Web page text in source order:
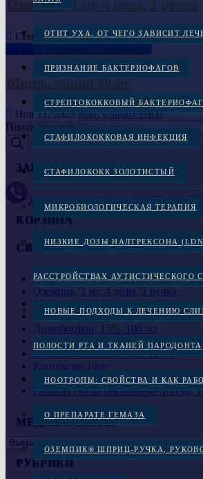
ОТИТ УХА. ОТ ЧЕГО ЗАВИСИТ
ПРИЗНАНИЕ БАКТЕРИОФАГОВ
СТРЕПТОКОККОВЫЙ
СТАФИЛОКОККОВАЯ ИНФЕКЦИЯ
СТАФИЛОКОКК ЗОЛОТИСТЫЙ
МИКРОБИОЛОГИЧЕСКАЯ ТЕРАПИЯ
НИЗКИЕ ДОЗЫ НАЛТРЕКСОНА
РАССТРОЙСТВАХ АУТИСТИЧЕСКОГО
НОВЫЕ ПОДХОДЫ К ЛЕЧЕНИЮ
ПОЛОСТИ РТА И ТКАНЕЙ ПАРОДОНТА
НООТРОПЫ: СВОЙСТВА И КАК
О ПРЕПАРАТЕ ГЕМАЗА
ОЗЕМПИК® ШПРИЦ-РУЧКА,
Оземпик, 1 мг, 4 дозы, 1 ручка
Сен 17, 2024Консультант ЦКИ
Мидзо, капли 60 мг
Ноя 21, 2023Консультант ЦКИ
Поиск товаров
ЗАКАЗЫ ЧЕРЕЗ VIBER :
Заказать через Viber +38(097)-869-
КОРЗИНА
СВЕЖИЕ ЗАПИСИ
Кортеф (гидрокортизон),
Оземпик, 1 мг, 4 дозы, 1 ручка
Мидзо, капли 60 мг
Гепон 2мг 1 шт. лиофилизат
Димефосфон, 15%, 100 мл
Реамберин 1,5% 500мл, раствор
Пирогенал 100мкг 1мл 10 шт
Кортексин 10мг
Intrarosa (интрароза) 6.5 мг. № 28
Галавит свечи ректальные 100 мг,
МЕДИКАМЕНТЫ
РУБРИКИ